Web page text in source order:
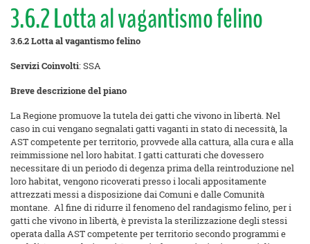
3.6.2 Lotta al vagantismo felino
3.6.2 Lotta al vagantismo felino
Servizi Coinvolti: SSA
Breve descrizione del piano
La Regione promuove la tutela dei gatti che vivono in libertà. Nel
caso in cui vengano segnalati gatti vaganti in stato di necessità, la
AST competente per territorio, provvede alla cattura, alla cura e alla
reimmissione nel loro habitat. I gatti catturati che dovessero
necessitare di un periodo di degenza prima della reintroduzione nel
loro habitat, vengono ricoverati presso i locali appositamente
attrezzati messi a disposizione dai Comuni e dalle Comunità
montane. Al fine di ridurre il fenomeno del randagismo felino, per i
gatti che vivono in libertà, è prevista la sterilizzazione degli stessi
operata dalla AST competente per territorio secondo programmi e